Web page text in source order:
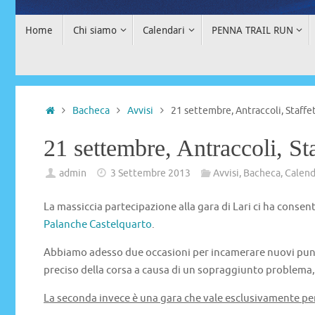
Home Chi siamo Calendari PENNA TRAIL RUN
Bacheca Avvisi 21 settembre, Antraccoli,
21 settembre, Antraccoli,
admin 3 Settembre 2013 Avvisi, Bacheca,
La massiccia partecipazione alla gara di Lari ci ha
Palanche Castelquarto.
Abbiamo adesso due occasioni per incamerare nuovi
preciso della corsa a causa di un sopraggiunto
La seconda invece è una gara che vale esclusivamente